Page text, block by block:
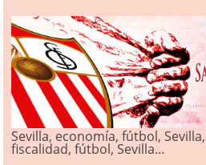
Sevilla, economía, fútbol,
fiscalidad, fútbol, Sevilla…